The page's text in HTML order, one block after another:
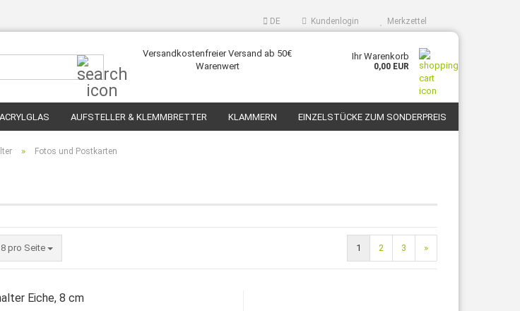
DE Kundenlogin Merkzettel
Versandkostenfreier Versand ab 50€
Warenwert
Ihr Warenkorb
0,00 EUR
AUFSTELLER & KLEMMBRETTER KLAMMERN EINZELSTÜCKE ZUM SONDERPREIS
» Fotos und Postkarten
8 pro Seite
pro Seite 1 2 3 »
Eiche, 8 cm